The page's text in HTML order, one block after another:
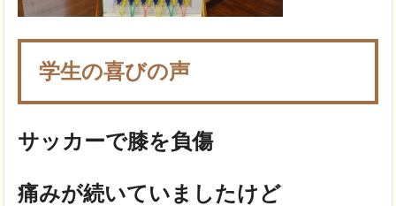
学生の喜びの声
サッカーで膝を負傷
痛みが続いていましたけど